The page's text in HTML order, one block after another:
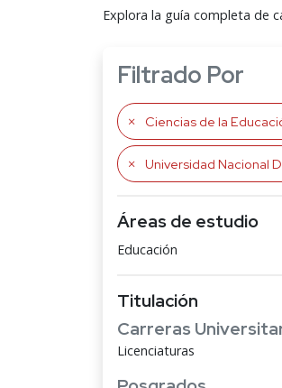
Explora la guía completa de
Filtrado Por
Ciencias de la
Universidad Nacional Daniel
Áreas de estudio
Educación
Titulación
Carreras
Licenciaturas